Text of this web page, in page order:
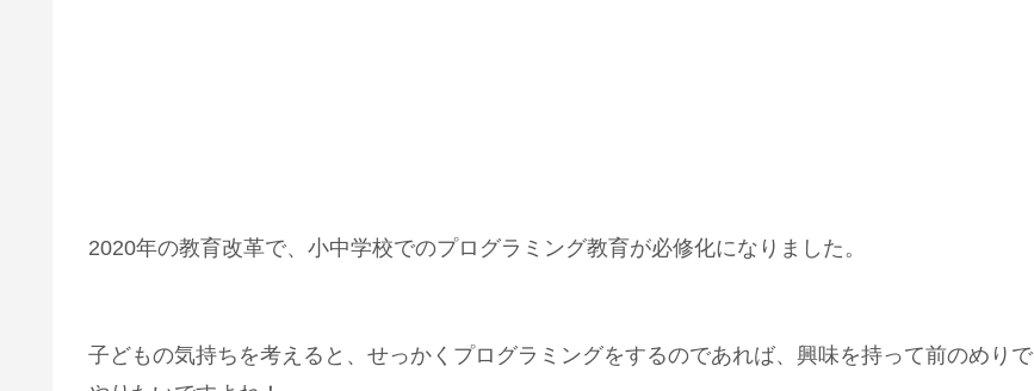
2020年の教育改革で、小中学校でのプログラミング教育が必修化になりました。
子どもの気持ちを考えると、せっかくプログラミングをするのであれば、興味を持って前のめりで